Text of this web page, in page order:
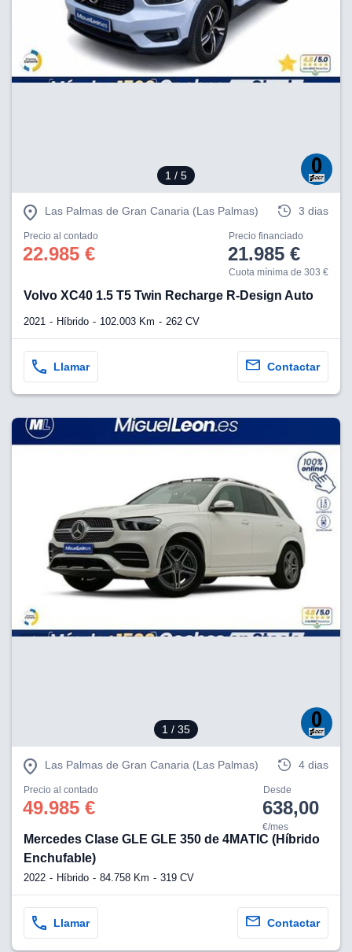
1 / 5
Las Palmas de Gran Canaria (Las Palmas) 3 dias
Precio al contado
22.985 €
Precio financiado
21.985 €
Cuota mínima de 303 €
Volvo XC40 1.5 T5 Twin Recharge R-Design Auto
2021 Híbrido 102.003 Km 262 CV
Llamar Contactar
1 / 35
Las Palmas de Gran Canaria (Las Palmas) 4 dias
Precio al contado
49.985 €
Desde
638,00
€/mes
Mercedes Clase GLE GLE 350 de 4MATIC (Híbrido
Enchufable)
2022 Híbrido 84.758 Km 319 CV
Llamar Contactar